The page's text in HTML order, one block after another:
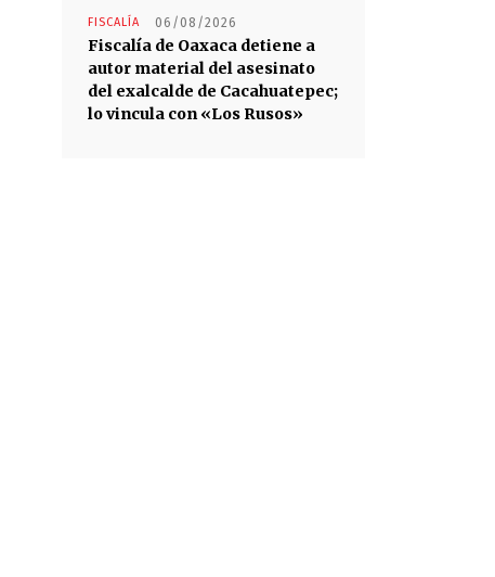
FISCALÍA 06/08/2026
Fiscalía de Oaxaca detiene a
autor material del asesinato
del exalcalde de Cacahuatepec;
lo vincula con «Los Rusos»